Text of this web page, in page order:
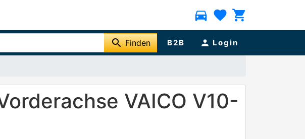
directions_car favorite shopping_cart
search Finden B2B person Login
VAICO V10-